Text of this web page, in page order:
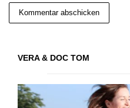
VERA & DOC TOM